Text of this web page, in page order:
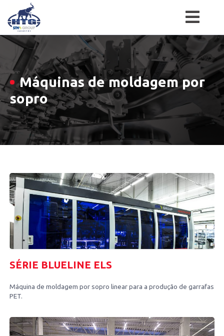
Skip
content
Máquinas de moldagem por
sopro
SÉRIE BLUELINE ELS
Máquina de moldagem por sopro linear para a produção de garrafas
PET.